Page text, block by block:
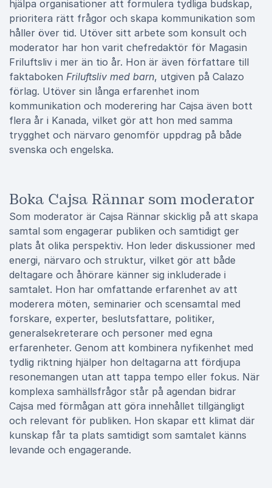
hjälpa organisationer att formulera tydliga budskap,
prioritera rätt frågor och skapa kommunikation som
håller över tid. Utöver sitt arbete som konsult och
moderator har hon varit chefredaktör för Magasin
Friluftsliv i mer än tio år. Hon är även författare till
faktaboken Friluftsliv med barn, utgiven på Calazo
förlag. Utöver sin långa erfarenhet inom
kommunikation och moderering har Cajsa även bott
flera år i Kanada, vilket gör att hon med samma
trygghet och närvaro genomför uppdrag på både
svenska och engelska.
Boka Cajsa Rännar som moderator
Som moderator är Cajsa Rännar skicklig på att skapa
samtal som engagerar publiken och samtidigt ger
plats åt olika perspektiv. Hon leder diskussioner med
energi, närvaro och struktur, vilket gör att både
deltagare och åhörare känner sig inkluderade i
samtalet. Hon har omfattande erfarenhet av att
moderera möten, seminarier och scensamtal med
forskare, experter, beslutsfattare, politiker,
generalsekreterare och personer med egna
erfarenheter. Genom att kombinera nyfikenhet med
tydlig riktning hjälper hon deltagarna att fördjupa
resonemangen utan att tappa tempo eller fokus. När
komplexa samhällsfrågor står på agendan bidrar
Cajsa med förmågan att göra innehållet tillgängligt
och relevant för publiken. Hon skapar ett klimat där
kunskap får ta plats samtidigt som samtalet känns
levande och engagerande.